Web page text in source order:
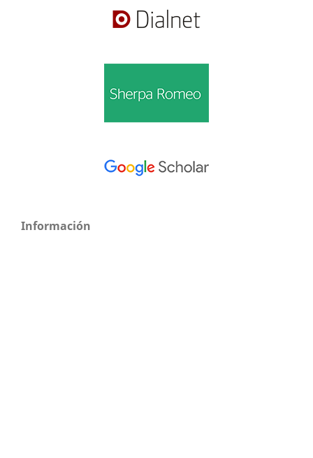
Información